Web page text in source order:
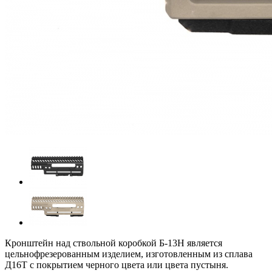
Кронштейн над ствольной коробкой Б-13Н является
цельнофрезерованным изделием, изготовленным из сплава
Д16Т с покрытием черного цвета или цвета пустыня.